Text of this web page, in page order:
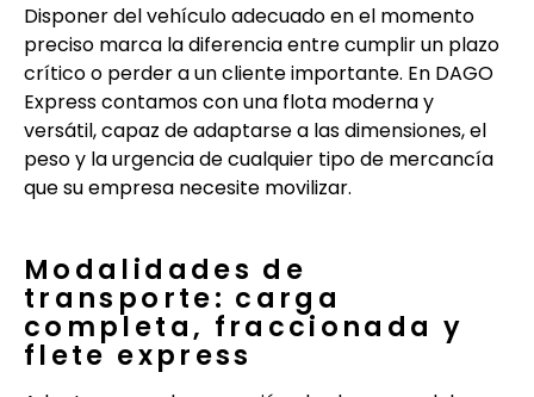
Disponer del vehículo adecuado en el momento
preciso marca la diferencia entre cumplir un plazo
crítico o perder a un cliente importante. En DAGO
Express contamos con una flota moderna y
versátil, capaz de adaptarse a las dimensiones, el
peso y la urgencia de cualquier tipo de mercancía
que su empresa necesite movilizar.
Modalidades de
transporte: carga
completa, fraccionada y
flete express